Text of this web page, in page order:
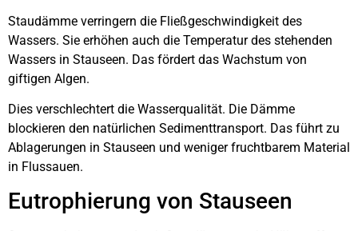
Staudämme verringern die Fließgeschwindigkeit des
Wassers. Sie erhöhen auch die Temperatur des stehenden
Wassers in Stauseen. Das fördert das Wachstum von
giftigen Algen.
Dies verschlechtert die Wasserqualität. Die Dämme
blockieren den natürlichen Sedimenttransport. Das führt zu
Ablagerungen in Stauseen und weniger fruchtbarem Material
in Flussauen.
Eutrophierung von Stauseen